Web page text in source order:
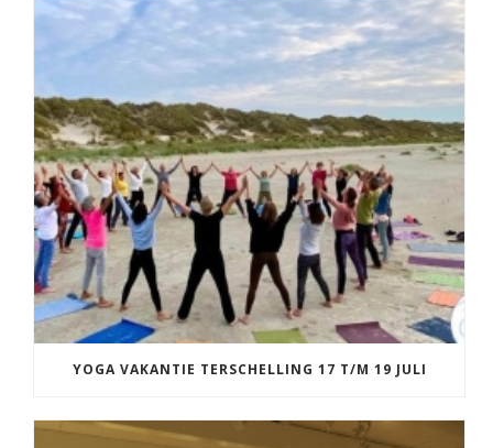
YOGA VAKANTIE TERSCHELLING 17 T/M 19 JULI